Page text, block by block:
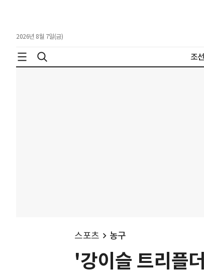
2026년 8월 7일(금)
조
스포츠 농구
'강이슬 트리플